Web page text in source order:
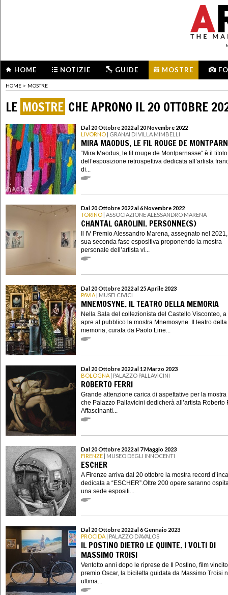
HOME NOTIZIE GUIDE MOSTRE
HOME > MOSTRE
LE MOSTRE CHE APRONO IL 20 OTTOBRE
Dal 20 Ottobre 2022 al 20 Novembre 2022
LIVORNO | GRANAI DI VILLA MIMBELLI
MIRA MAODUS, LE FIL ROUGE DE
“Mira Maodus, le fil rouge de Montparnasse“ è il titolo
dell’esposizione retrospettiva dedicata all’artista
di...
Dal 20 Ottobre 2022 al 6 Novembre 2022
TORINO | ASSOCIAZIONE ALESSANDRO MARENA
CHANTAL GAROLINI. PERSONNE(S)
Il IV Premio Alessandro Marena, assegnato nel
sua seconda fase espositiva proponendo la mostra
personale dell’artista vi...
Dal 20 Ottobre 2022 al 25 Aprile 2023
PAVIA | MUSEI CIVICI
MNEMOSYNE. IL TEATRO DELLA MEMORIA
Nella Sala del collezionista del Castello Visconteo, a
apre al pubblico la mostra Mnemosyne. Il teatro della
memoria, curata da Paolo Line...
Dal 20 Ottobre 2022 al 12 Marzo 2023
BOLOGNA | PALAZZO PALLAVICINI
ROBERTO FERRI
Grande attenzione carica di aspettative per la mostra
che Palazzo Pallavicini dedicherà all’artista Roberto
Affascinanti...
Dal 20 Ottobre 2022 al 7 Maggio 2023
FIRENZE | MUSEO DEGLI INNOCENTI
ESCHER
A Firenze arriva dal 20 ottobre la mostra record
dedicata a “ESCHER”.Oltre 200 opere saranno
una sede espositi...
Dal 20 Ottobre 2022 al 6 Gennaio 2023
PROCIDA | PALAZZO D’AVALOS
IL POSTINO DIETRO LE QUINTE. I VOLTI DI
MASSIMO TROISI
Ventotto anni dopo le riprese de Il Postino, film
premio Oscar, la biciletta guidata da Massimo Troisi
ultima...